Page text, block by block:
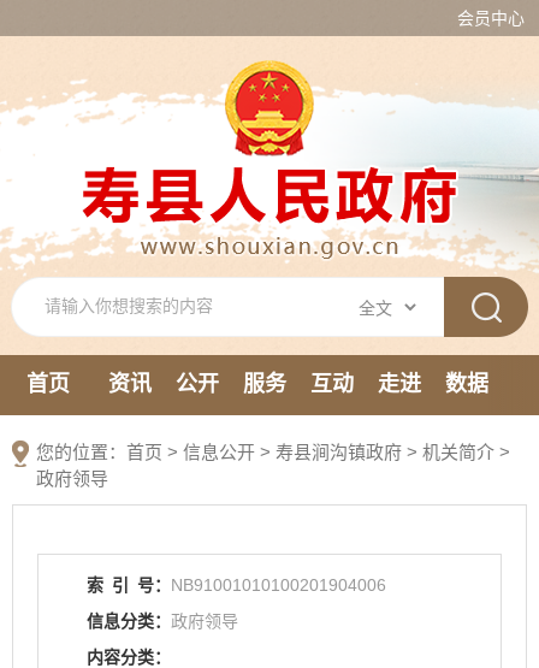
会员中心
首页 资讯 公开 服务 互动 走进
数据
您的位置： 首页 > 信息公开 > 寿县涧沟镇政府 > 机关简介 >
政府领导
索 引 号： NB91001010100201904006
信息分类： 政府领导
内容分类：